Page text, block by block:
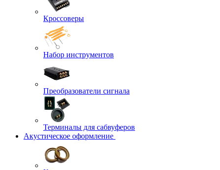
Кроссоверы
Набор инструментов
Преобразователи сигнала
Терминалы для сабвуферов
Акустическое оформление